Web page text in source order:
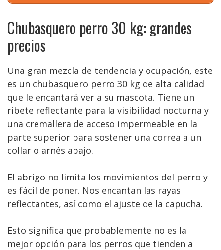
Chubasquero perro 30 kg: grandes
precios
Una gran mezcla de tendencia y ocupación, este
es un chubasquero perro 30 kg de alta calidad
que le encantará ver a su mascota. Tiene un
ribete reflectante para la visibilidad nocturna y
una cremallera de acceso impermeable en la
parte superior para sostener una correa a un
collar o arnés abajo.
El abrigo no limita los movimientos del perro y
es fácil de poner. Nos encantan las rayas
reflectantes, así como el ajuste de la capucha.
Esto significa que probablemente no es la
mejor opción para los perros que tienden a